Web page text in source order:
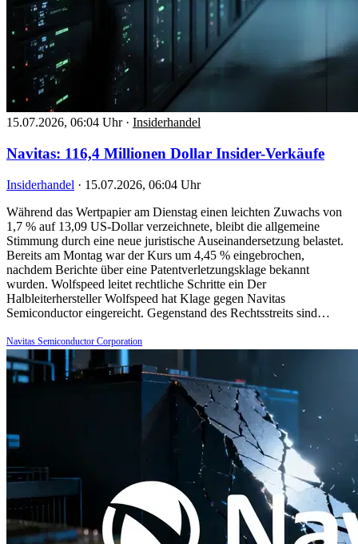
15.07.2026, 06:04 Uhr · Insiderhandel
Navitas: 116,4 Millionen Dollar Insider-Verkäufe
Insiderhandel · 15.07.2026, 06:04 Uhr
Während das Wertpapier am Dienstag einen leichten Zuwachs von
1,7 % auf 13,09 US-Dollar verzeichnete, bleibt die allgemeine
Stimmung durch eine neue juristische Auseinandersetzung belastet.
Bereits am Montag war der Kurs um 4,45 % eingebrochen,
nachdem Berichte über eine Patentverletzungsklage bekannt
wurden. Wolfspeed leitet rechtliche Schritte ein Der
Halbleiterhersteller Wolfspeed hat Klage gegen Navitas
Semiconductor eingereicht. Gegenstand des Rechtsstreits sind…
Navitas Semiconductor Corporation